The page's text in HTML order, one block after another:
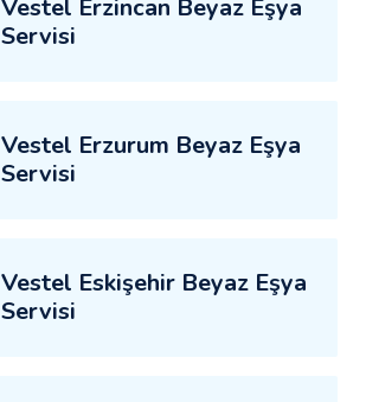
Vestel Erzincan Beyaz Eşya
Servisi
Vestel Erzurum Beyaz Eşya
Servisi
Vestel Eskişehir Beyaz Eşya
Servisi